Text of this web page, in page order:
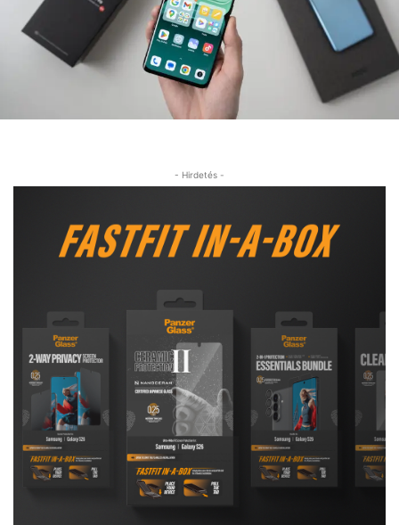
- Hirdetés -